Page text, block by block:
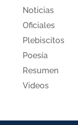
Noticias
Oficiales
Plebiscitos
Poesía
Resumen
Videos